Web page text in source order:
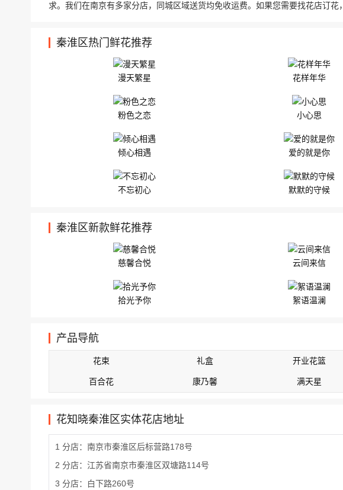
求。我们在南京有多家分店，同城区域送货均免收运费。如果您需要找花店订花
秦淮区热门鲜花推荐
漫天繁星 花样年华
粉色之恋 小心思
倾心相遇 爱的就是你
不忘初心 默默的守候
秦淮区新款鲜花推荐
慈馨合悦 云间来信
拾光予你 絮语温澜
产品导航
花束 礼盒 开业花篮
百合花 康乃馨 满天星
花知晓秦淮区实体花店地址
1 分店：南京市秦淮区后标营路178号
2 分店：江苏省南京市秦淮区双塘路114号
3 分店：白下路260号